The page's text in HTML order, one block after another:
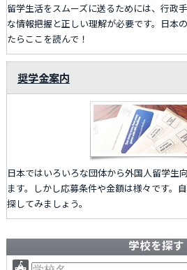
留学生活をスムーズに送るためには、行政
な情報把握と正しい理解が必要です。日本
たらここを読んで！
奨学金案内
日本ではいろいろな団体から外国人留学生
ます。しかし応募条件や金額は様々です。
探してみましょう。
学校を探す